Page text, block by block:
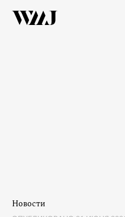
Новости